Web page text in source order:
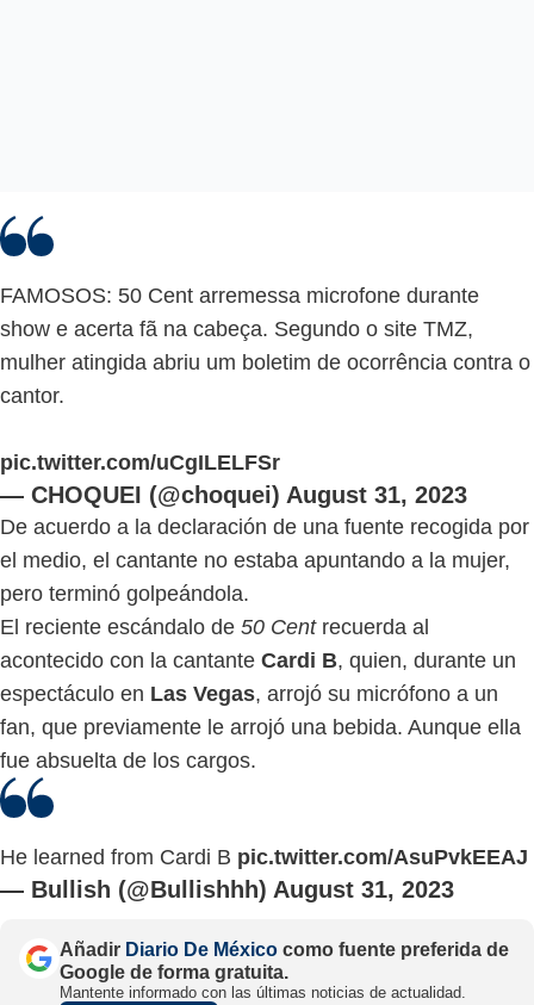
FAMOSOS: 50 Cent arremessa microfone durante
show e acerta fã na cabeça. Segundo o site TMZ,
mulher atingida abriu um boletim de ocorrência contra o
cantor.
pic.twitter.com/uCgILELFSr
— CHOQUEI (@choquei) August 31, 2023
De acuerdo a la declaración de una fuente recogida por
el medio, el cantante no estaba apuntando a la mujer,
pero terminó golpeándola.
El reciente escándalo de 50 Centrecuerda al
acontecido con la cantante Cardi B, quien, durante un
espectáculo en Las Vegas, arrojó su micrófono a un
fan, que previamente le arrojó una bebida. Aunque ella
fue absuelta de los cargos.
He learned from Cardi B pic.twitter.com/AsuPvkEEAJ
— Bullish (@Bullishhh) August 31, 2023
Añadir Diario De México como fuente preferida de
Google de forma gratuita.
Mantente informado con las últimas noticias de actualidad.